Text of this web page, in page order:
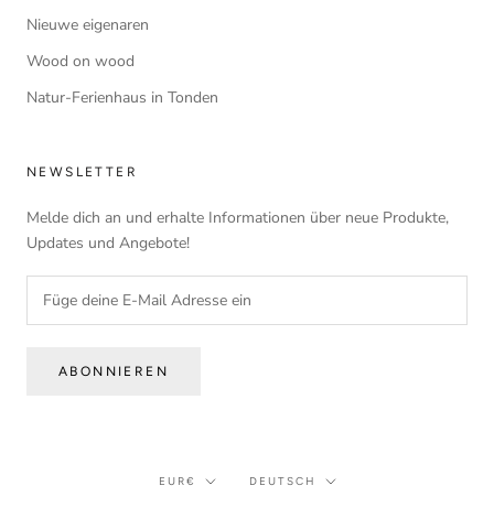
Nieuwe eigenaren
Wood on wood
Natur-Ferienhaus in Tonden
NEWSLETTER
Melde dich an und erhalte Informationen über neue Produkte,
Updates und Angebote!
ABONNIEREN
Währung
EUR€ Sprache
DEUTSCH